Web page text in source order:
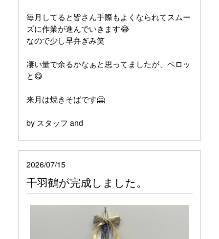
毎月してると皆さん手際もよくなられてスムー
ズに作業が進んでいきます😂
なので少し早弁ぎみ笑
凄い量で余るかなぁと思ってましたが、ペロッ
と😋
来月は焼きそばです🤗
by スタッフ and
2026/07/15
千羽鶴が完成しました。